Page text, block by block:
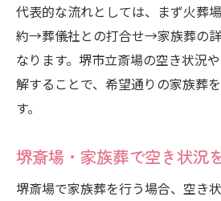
代表的な流れとしては、まず火葬
約→葬儀社との打合せ→家族葬の
なります。堺市立斎場の空き状況
解することで、希望通りの家族葬
す。
堺斎場・家族葬で空き状況
堺斎場で家族葬を行う場合、空き